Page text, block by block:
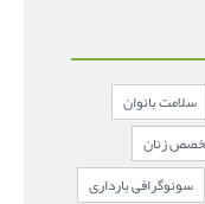
سلامت بانوان
زنان
سونوگرافی بارداری